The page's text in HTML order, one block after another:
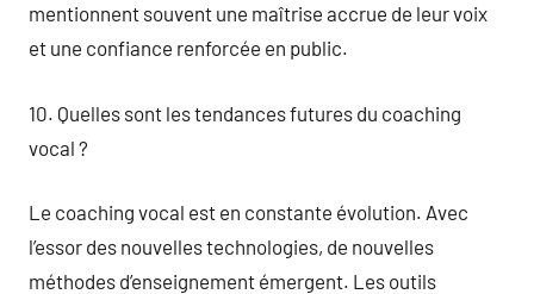
mentionnent souvent une maîtrise accrue de leur voix
et une confiance renforcée en public.
10. Quelles sont les tendances futures du coaching
vocal ?
Le coaching vocal est en constante évolution. Avec
l’essor des nouvelles technologies, de nouvelles
méthodes d’enseignement émergent. Les outils